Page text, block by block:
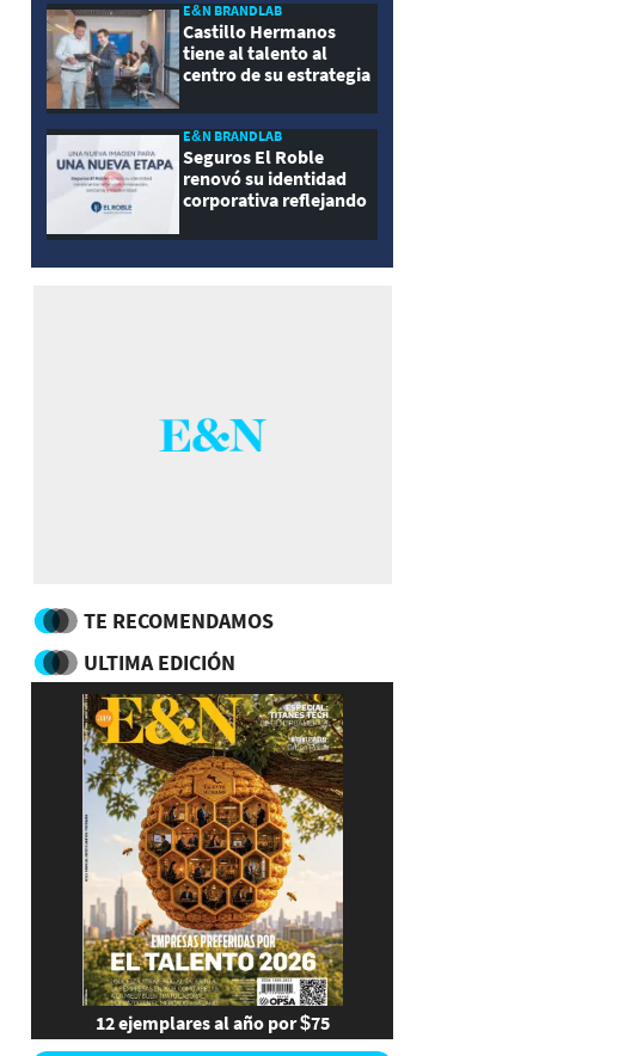
E&N BRANDLAB
Castillo Hermanos
tiene al talento al
centro de su estrategia
E&N BRANDLAB
Seguros El Roble
renovó su identidad
corporativa reflejando
modernidad
TE RECOMENDAMOS
ULTIMA EDICIÓN
12 ejemplares al año por $75